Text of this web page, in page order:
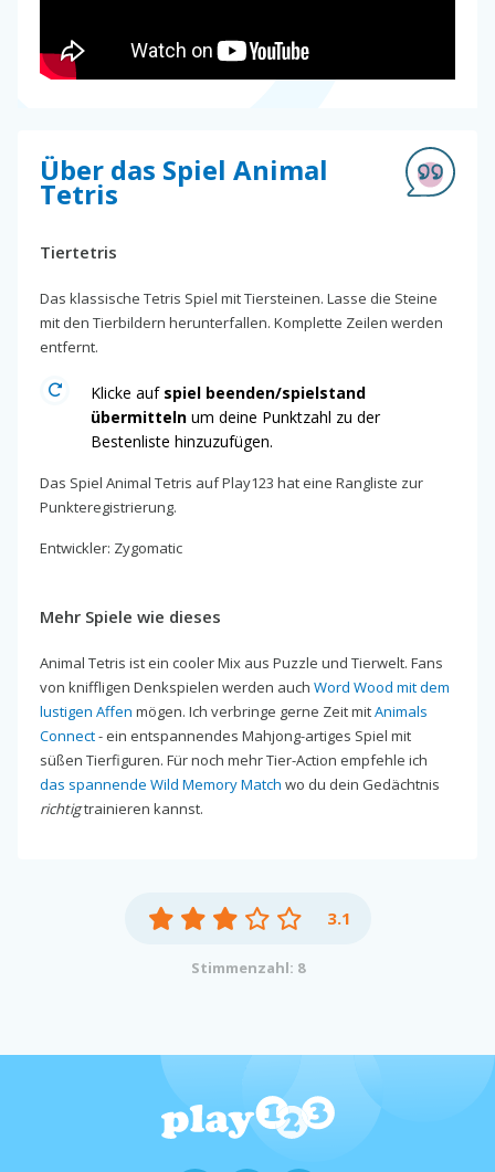
Über das Spiel Animal
Tetris
Tiertetris
Das klassische Tetris Spiel mit Tiersteinen. Lasse die Steine
mit den Tierbildern herunterfallen. Komplette Zeilen werden
entfernt.
Klicke auf spiel beenden/spielstand
übermitteln um deine Punktzahl zu der
Bestenliste hinzuzufügen.
Das Spiel Animal Tetris auf Play123 hat eine Rangliste zur
Punkteregistrierung.
Entwickler: Zygomatic
Mehr Spiele wie dieses
Animal Tetris ist ein cooler Mix aus Puzzle und Tierwelt. Fans
von kniffligen Denkspielen werden auch Word Wood mit dem
lustigen Affen mögen. Ich verbringe gerne Zeit mitAnimals
Connect- ein entspannendes Mahjong-artiges Spiel mit
süßen Tierfiguren. Für noch mehr Tier-Action empfehle ich
das spannende Wild Memory Match wo du dein Gedächtnis
richtigtrainieren kannst.
3.1
Stimmenzahl: 8